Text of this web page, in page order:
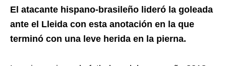
El atacante hispano-brasileño lideró la goleada
ante el Lleida con esta anotación en la que
terminó con una leve herida en la pierna.